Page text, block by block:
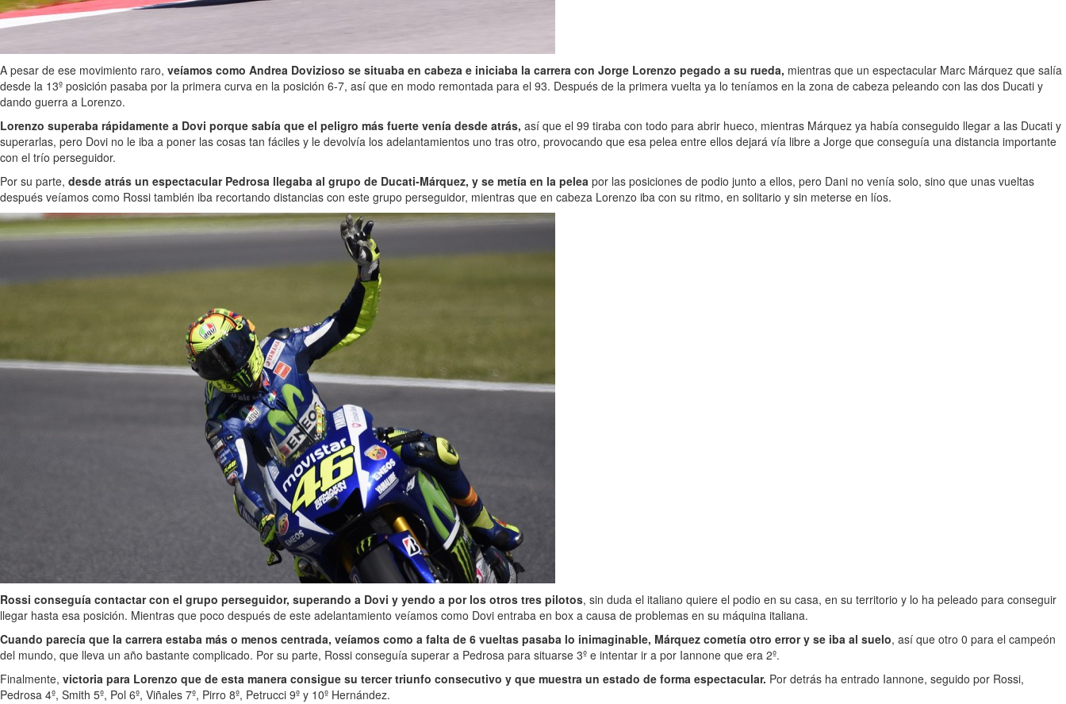
A pesar de ese movimiento raro, veíamos como Andrea Dovizioso se situaba en cabeza e iniciaba la carrera con Jorge Lorenzo pegado a su rueda, mientras que un espectacular Marc Márquez que salía
desde la 13º posición pasaba por la primera curva en la posición 6-7, así que en modo remontada para el 93. Después de la primera vuelta ya lo teníamos en la zona de cabeza peleando con las dos Ducati y
dando guerra a Lorenzo.
Lorenzo superaba rápidamente a Dovi porque sabía que el peligro más fuerte venía desde atrás, así que el 99 tiraba con todo para abrir hueco, mientras Márquez ya había conseguido llegar a las Ducati y
superarlas, pero Dovi no le iba a poner las cosas tan fáciles y le devolvía los adelantamientos uno tras otro, provocando que esa pelea entre ellos dejará vía libre a Jorge que conseguía una distancia importante
con el trío perseguidor.
Por su parte, desde atrás un espectacular Pedrosa llegaba al grupo de Ducati-Márquez, y se metía en la pelea por las posiciones de podio junto a ellos, pero Dani no venía solo, sino que unas vueltas
después veíamos como Rossi también iba recortando distancias con este grupo perseguidor, mientras que en cabeza Lorenzo iba con su ritmo, en solitario y sin meterse en líos.
Rossi conseguía contactar con el grupo perseguidor, superando a Dovi y yendo a por los otros tres pilotos, sin duda el italiano quiere el podio en su casa, en su territorio y lo ha peleado para conseguir
llegar hasta esa posición. Mientras que poco después de este adelantamiento veíamos como Dovi entraba en box a causa de problemas en su máquina italiana.
Cuando parecía que la carrera estaba más o menos centrada, veíamos como a falta de 6 vueltas pasaba lo inimaginable, Márquez cometía otro error y se iba al suelo, así que otro 0 para el campeón
del mundo, que lleva un año bastante complicado. Por su parte, Rossi conseguía superar a Pedrosa para situarse 3º e intentar ir a por Iannone que era 2º.
Finalmente, victoria para Lorenzo que de esta manera consigue su tercer triunfo consecutivo y que muestra un estado de forma espectacular. Por detrás ha entrado Iannone, seguido por Rossi,
Pedrosa 4º, Smith 5º, Pol 6º, Viñales 7º, Pirro 8º, Petrucci 9º y 10º Hernández.